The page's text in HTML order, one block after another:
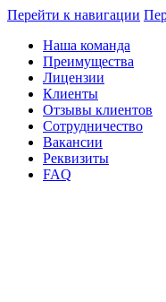
Перейти к навигации
Наша команда
Преимущества
Лицензии
Клиенты
Отзывы клиентов
Сотрудничество
Вакансии
Реквизиты
FAQ